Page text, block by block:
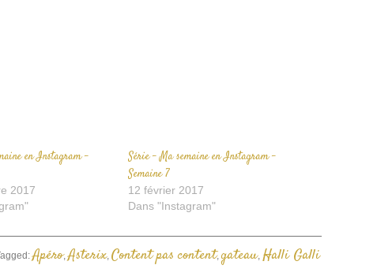
en Instagram –
2017
Série – Ma semaine en Instagram –
Semaine 7
12 février 2017
Dans "Instagram"
Apéro,Asterix, Content pas content,gateau, Halli Galli